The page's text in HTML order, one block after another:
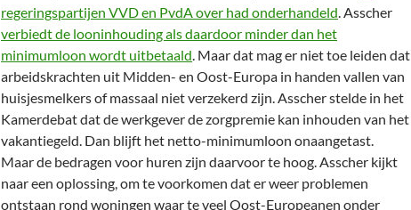
regeringspartijen VVD en PvdA over had onderhandeld. Asscher
verbiedt de looninhouding als daardoor minder dan het
minimumloon wordt uitbetaald. Maar dat mag er niet toe leiden dat
arbeidskrachten uit Midden- en Oost-Europa in handen vallen van
huisjesmelkers of massaal niet verzekerd zijn. Asscher stelde in het
Kamerdebat dat de werkgever de zorgpremie kan inhouden van het
vakantiegeld. Dan blijft het netto-minimumloon onaangetast.
Maar de bedragen voor huren zijn daarvoor te hoog. Asscher kijkt
naar een oplossing, om te voorkomen dat er weer problemen
ontstaan rond woningen waar te veel Oost-Europeanen onder